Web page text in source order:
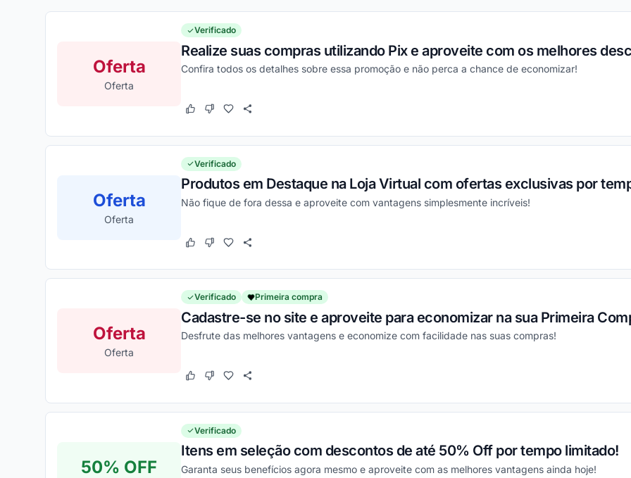
Oferta
Oferta
Verificado
Realize suas compras utilizando Pix e aproveite com os melhores
Confira todos os detalhes sobre essa promoção e não perca a chance de economizar!
Este cupom funcionou
Este cupom não funcionou
Oferta
Oferta
Verificado
Produtos em Destaque na Loja Virtual com ofertas exclusivas por
Não fique de fora dessa e aproveite com vantagens simplesmente incríveis!
Este cupom funcionou
Este cupom não funcionou
Oferta
Oferta
Verificado Primeira compra
Cadastre-se no site e aproveite para economizar na sua Primeira
Desfrute das melhores vantagens e economize com facilidade nas suas compras!
Este cupom funcionou
Este cupom não funcionou
50% OFF
Verificado
Itens em seleção com descontos de até 50% Off por tempo limitado!
Garanta seus benefícios agora mesmo e aproveite com as melhores vantagens ainda hoje!